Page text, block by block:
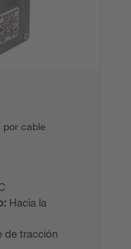
por cable
Hacia la
de tracción